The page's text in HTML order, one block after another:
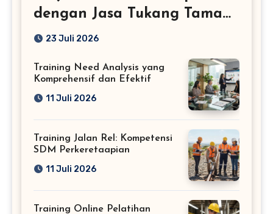
dengan Jasa Tukang Taman
Profesional
23 Juli 2026
Training Need Analysis yang
Komprehensif dan Efektif
11 Juli 2026
Training Jalan Rel: Kompetensi
SDM Perkeretaapian
11 Juli 2026
Training Online Pelatihan